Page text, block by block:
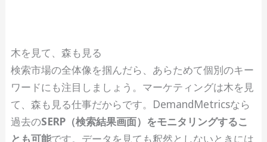
木を見て、森も見る
検索市場の全体像を掴んだら、あらためて個別のキー
ワードにも注目しましょう。マーケティングは木を見
て、森も見る仕事だからです。DemandMetricsなら
過去のSERP（検索結果画面）をモニタリングするこ
とも可能です。データを見ても釈然としないときには